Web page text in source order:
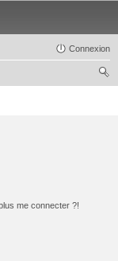
Connexion
me connecter ?!